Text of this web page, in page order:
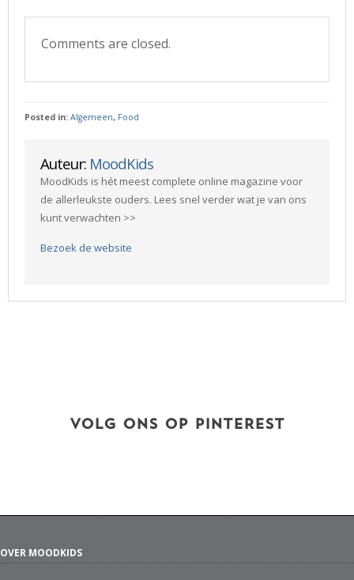
Comments are closed.
Posted in: Algemeen, Food
Auteur: MoodKids
MoodKids is hét meest complete online magazine voor
de allerleukste ouders. Lees snel verder wat je van ons
kunt verwachten >>
Bezoek de website
VOLG ONS OP PINTEREST
OVER MOODKIDS